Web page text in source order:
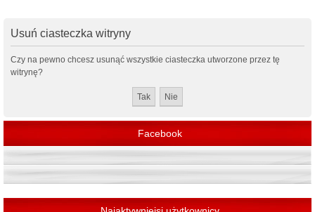
Usuń ciasteczka witryny
Czy na pewno chcesz usunąć wszystkie ciasteczka utworzone przez tę
witrynę?
Facebook